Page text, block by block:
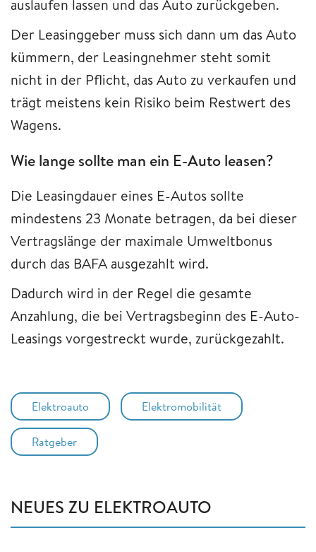
auslaufen lassen und das Auto zurückgeben.
Der Leasinggeber muss sich dann um das Auto
kümmern, der Leasingnehmer steht somit
nicht in der Pflicht, das Auto zu verkaufen und
trägt meistens kein Risiko beim Restwert des
Wagens.
Wie lange sollte man ein E-Auto leasen?
Die Leasingdauer eines E-Autos sollte
mindestens 23 Monate betragen, da bei dieser
Vertragslänge der maximale Umweltbonus
durch das BAFA ausgezahlt wird.
Dadurch wird in der Regel die gesamte
Anzahlung, die bei Vertragsbeginn des E-Auto-
Leasings vorgestreckt wurde, zurückgezahlt.
Elektroauto Elektromobilität
Ratgeber
NEUES ZU ELEKTROAUTO